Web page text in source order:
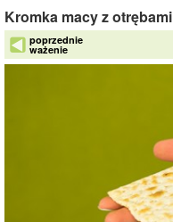
Przelicznik
Porównywarka
Kromka macy z otrębami
poprzednie
ważenie